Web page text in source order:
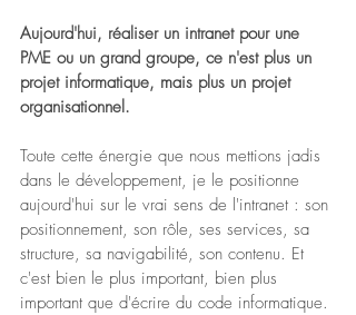
Aujourd'hui, réaliser un intranet pour une
PME ou un grand groupe, ce n'est plus un
projet informatique, mais plus un projet
organisationnel.
Toute cette énergie que nous mettions jadis
dans le développement, je le positionne
aujourd'hui sur le vrai sens de l'intranet : son
positionnement, son rôle, ses services, sa
structure, sa navigabilité, son contenu. Et
c'est bien le plus important, bien plus
important que d'écrire du code informatique.